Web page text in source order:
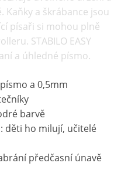
Kaňky a škrábance jsou
písaři si mohou plně
STABILO EASY
a úhledné písmo.
a 0,5mm
barvě
děti ho milují, učitelé
předčasní únavě